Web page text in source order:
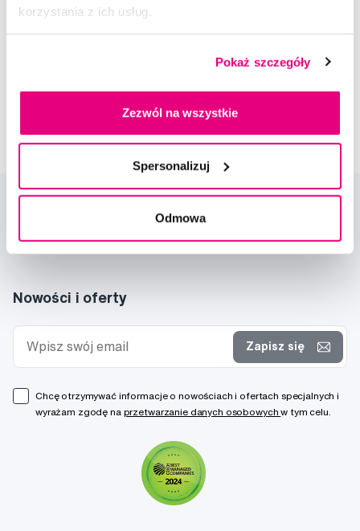
korzystania z ich usług.
Pokaż szczegóły
Zezwól na wszystkie
Spersonalizuj
Odmowa
Napisz do naszych ekspertów
Nowości i oferty
Zapisz się
Chcę otrzymywać informacje o nowościach i ofertach specjalnych i
wyrażam zgodę na przetwarzanie danych osobowychw tym celu.